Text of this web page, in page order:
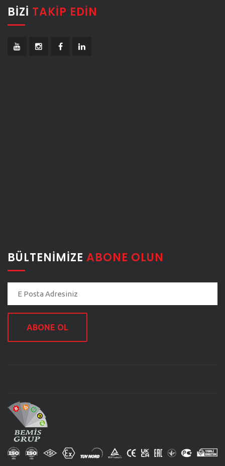
BIZI TAKIP EDIN
BÜLTENIMIZE ABONE OLUN
ABONE OL